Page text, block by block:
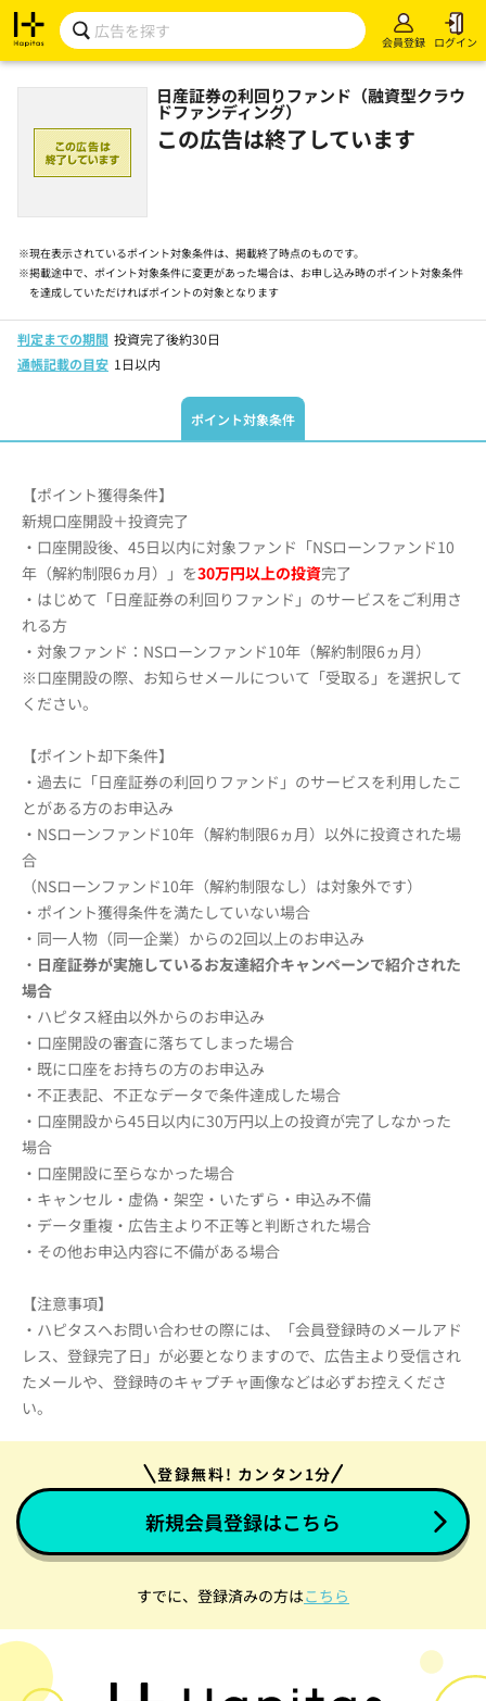
会員登録 ログイン
日産証券の利回りファンド（融資型クラウ
ドファンディング）
この広告は終了しています
※現在表示されているポイント対象条件は、掲載終了時点のものです。
※掲載途中で、ポイント対象条件に変更があった場合は、お申し込み時のポイント対象条件
を達成していただければポイントの対象となります
判定までの期間 投資完了後約30日
通帳記載の目安 1日以内
ポイント対象条件
【ポイント獲得条件】
新規口座開設＋投資完了
・口座開設後、45日以内に対象ファンド「NSローンファンド10
年（解約制限6ヵ月）」を30万円以上の投資完了
・はじめて「日産証券の利回りファンド」のサービスをご利用さ
れる方
・対象ファンド：NSローンファンド10年（解約制限6ヵ月）
※口座開設の際、お知らせメールについて「受取る」を選択して
ください。
【ポイント却下条件】
・過去に「日産証券の利回りファンド」のサービスを利用したこ
とがある方のお申込み
・NSローンファンド10年（解約制限6ヵ月）以外に投資された場
合
（NSローンファンド10年（解約制限なし）は対象外です）
・ポイント獲得条件を満たしていない場合
・同一人物（同一企業）からの2回以上のお申込み
・ 日産証券が実施しているお友達紹介キャンペーンで紹介された
場合
・ハピタス経由以外からのお申込み
・口座開設の審査に落ちてしまった場合
・既に口座をお持ちの方のお申込み
・不正表記、不正なデータで条件達成した場合
・口座開設から45日以内に30万円以上の投資が完了しなかった
場合
・口座開設に至らなかった場合
・キャンセル・虚偽・架空・いたずら・申込み不備
・データ重複・広告主より不正等と判断された場合
・その他お申込内容に不備がある場合
【注意事項】
・ハピタスへお問い合わせの際には、「会員登録時のメールアド
レス、登録完了日」が必要となりますので、広告主より受信され
たメールや、登録時のキャプチャ画像などは必ずお控えくださ
い。
登録無料! カンタン1分
新規会員登録はこちら
すでに、登録済みの方はこちら